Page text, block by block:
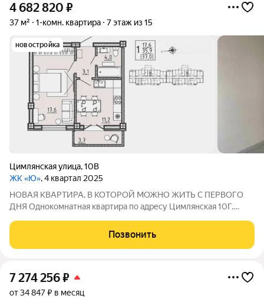
4 682 820 ₽
37 м² 1-комн. квартира 7 этаж из 15
новостройка
Цимлянская улица,10В
ЖК «Ю», 4 квартал 2025
НОВАЯ КВАРТИРА, В КОТОРОЙ МОЖНО ЖИТЬ С ПЕРВОГО
ДНЯ Однокомнатная квартира по адресу Цимлянская 10Г.
омрачать долгим ремонтом. Поэтому здесь уже выполнена
готовая отделка. Получили ключи
Позвонить
7 274 256₽
от 34 847 ₽ в месяц